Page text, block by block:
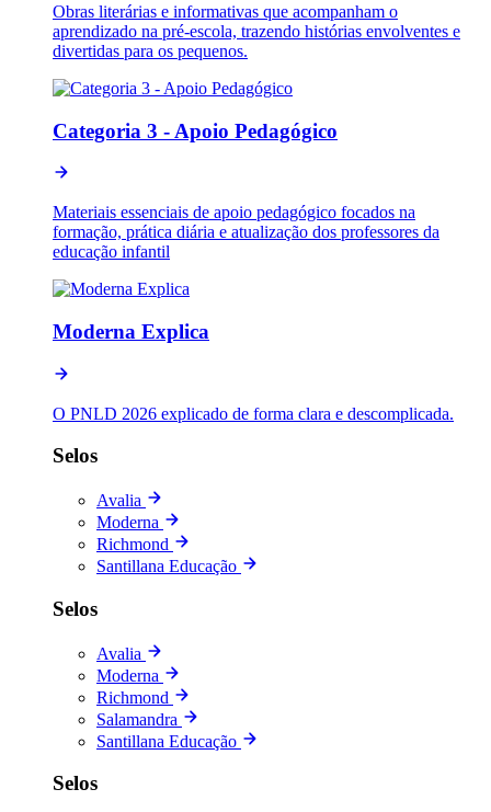
Obras literárias e informativas que acompanham o
aprendizado na pré-escola, trazendo histórias envolventes e
divertidas para os pequenos.
Categoria 3 - Apoio Pedagógico
Materiais essenciais de apoio pedagógico focados na
formação, prática diária e atualização dos professores da
educação infantil
Moderna Explica
O PNLD 2026 explicado de forma clara e descomplicada.
Selos
Avalia
Moderna
Richmond
Santillana Educação
Selos
Avalia
Moderna
Richmond
Salamandra
Santillana Educação
Selos